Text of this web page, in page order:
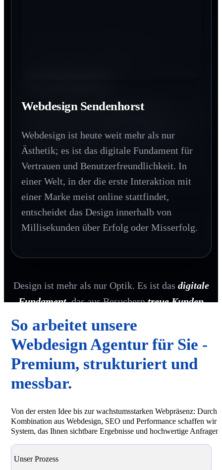
Webdesign Sendenhorst
Webdesign ist heute weit mehr als nur
Ästhetik; es ist das digitale Fundament für
Vertrauen und Benutzerfreundlichkeit. In
einer Welt, in der die erste Interaktion mit
einer Marke meist online stattfindet,
entscheidet das Design innerhalb von
Millisekunden über Erfolg oder Misserfolg.
Wer bei Google nicht gefunden wird,
SEO ist der Hebel, der Ihre Zielgruppe
genau im Moment des Interesses abholt.
Beständigkeit und Qualität, die man
Design ist mehr als nur Optik. Es ist das digitale
Fundament, das aus Besucherntreue Kunden
So arbeitet unsere
Webdesign Agentur für Sie -
Premium, strukturiert und
messbar.
Von der ersten Idee bis zur wachstumsstarken Webpräsenz: Durch
Kombination aus Webdesign, SEO und Performance schaffen wir
System, das Ihnen sichtbare Ergebnisse und hochwertige Anfragen
Unser Prozess